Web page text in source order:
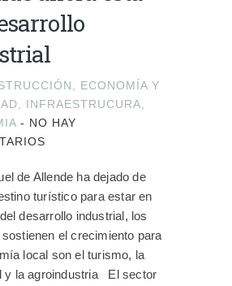
, ECONOMÍA Y
, INFRAESTRUCURA,
- NO HAY
de Allende ha dejado de
turístico para estar en
desarrollo industrial, los
el crecimiento para
local son el turismo, la
y la agroindustria El sector